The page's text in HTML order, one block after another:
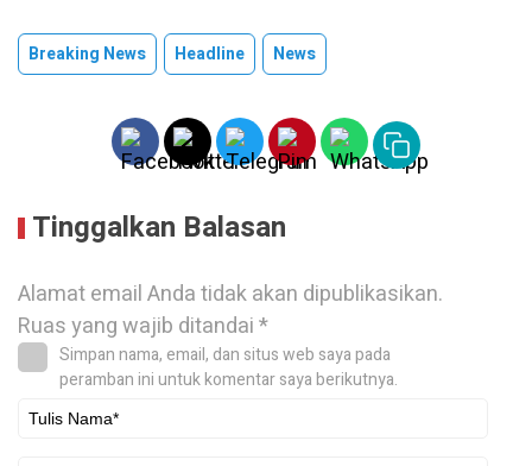
Breaking News Headline News
Tinggalkan Balasan
Alamat email Anda tidak akan dipublikasikan.
Ruas yang wajib ditandai*
Simpan nama, email, dan situs web saya pada
peramban ini untuk komentar saya berikutnya.